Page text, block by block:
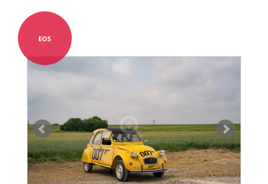
EOS